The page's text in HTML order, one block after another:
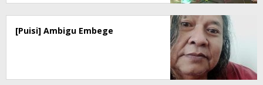
[Puisi] Ambigu Embege